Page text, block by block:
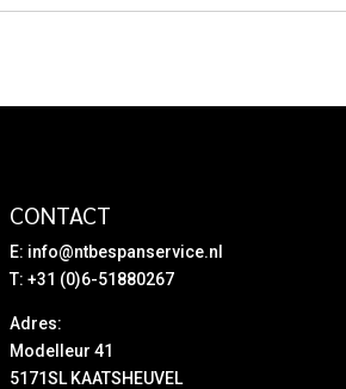
CONTACT
E: info@ntbespanservice.nl
T: +31 (0)6-51880267
Adres:
Modelleur 41
5171SL KAATSHEUVEL